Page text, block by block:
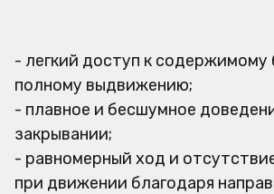
- легкий доступ к содержимому
полному выдвижению;
- плавное и бесшумное
закрывании;
- равномерный ход и
при движении благодаря